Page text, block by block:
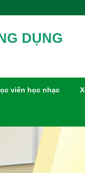
DỤNG
viên học nhạc